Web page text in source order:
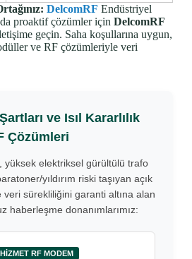
DelcomRF Endüstriyel
proaktif çözümler için DelcomRF
geçin. Saha koşullarına uygun,
ve RF çözümleriyle veri
ve Isıl Kararlılık
Çözümleri
yüksek elektriksel gürültülü trafo
yıldırım riski taşıyan açık
veri sürekliliğini garanti altına alan
haberleşme donanımlarımız:
RF MODEM